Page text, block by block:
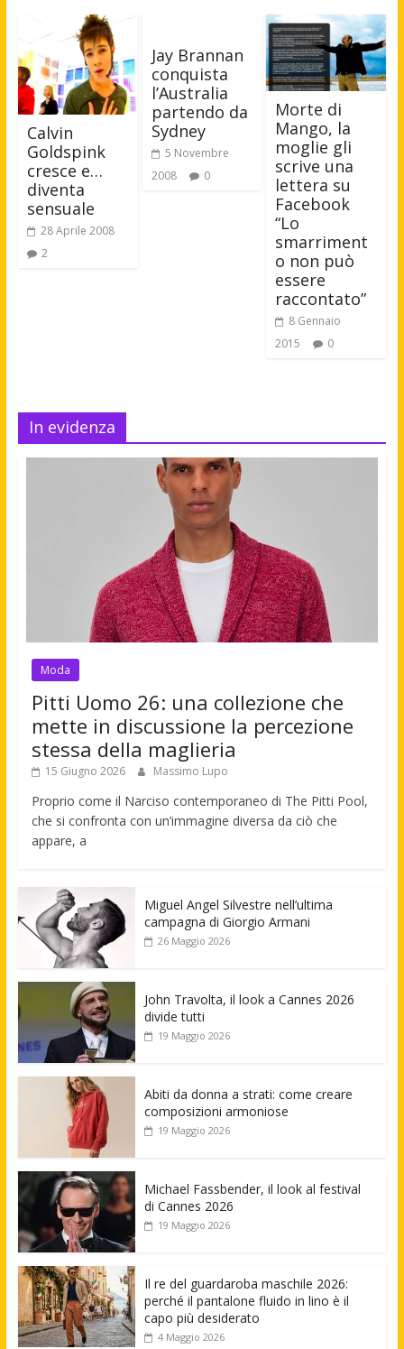
Calvin
Goldspink
cresce e…
diventa
sensuale
28 Aprile 2008
2
Jay Brannan
conquista
l’Australia
partendo da
Sydney
5 Novembre
2008
0
Morte di
Mango, la
moglie gli
scrive una
lettera su
Facebook
“Lo
smarriment
o non può
essere
raccontato”
8 Gennaio
2015
0
In evidenza
Moda
Pitti Uomo 26: una collezione che
mette in discussione la percezione
stessa della maglieria
15 Giugno 2026 Massimo Lupo
Proprio come il Narciso contemporaneo di The Pitti Pool,
che si confronta con un’immagine diversa da ciò che
appare, a
Miguel Angel Silvestre nell’ultima
campagna di Giorgio Armani
26 Maggio 2026
John Travolta, il look a Cannes 2026
divide tutti
19 Maggio 2026
Abiti da donna a strati: come creare
composizioni armoniose
19 Maggio 2026
Michael Fassbender, il look al festival
di Cannes 2026
19 Maggio 2026
Il re del guardaroba maschile 2026:
perché il pantalone fluido in lino è il
capo più desiderato
4 Maggio 2026